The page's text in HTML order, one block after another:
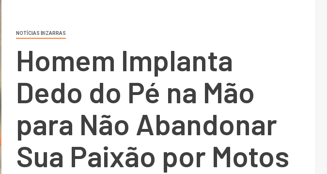
NOTÍCIAS BIZARRAS
Homem Implanta
Dedo do Pé na Mão
para Não Abandonar
Sua Paixão por Motos